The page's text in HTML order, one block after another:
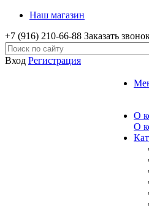
Наш магазин
+7 (916) 210-66-88 Заказать
Вход Регистрация
О
О